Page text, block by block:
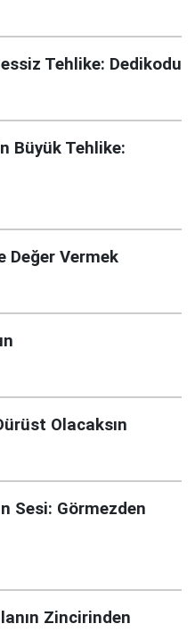
Tehlike: Dedikodu
Büyük Tehlike:
Değer Vermek
Olacaksın
Sesi: Görmezden
Zincirinden